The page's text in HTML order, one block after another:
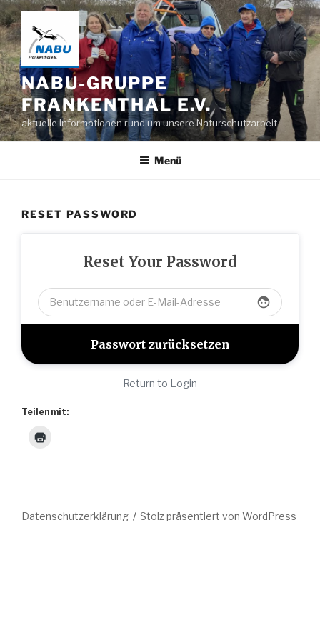
Zum
Inhalt
springen
NABU-GRUPPE
FRANKENTHAL E.V.
aktuelle Informationen rund um unsere Naturschutzarbeit
Menü
RESET PASSWORD
Reset Your Password
face
Return to Login
Teilen mit:
Datenschutzerklärung Stolz präsentiert von WordPress